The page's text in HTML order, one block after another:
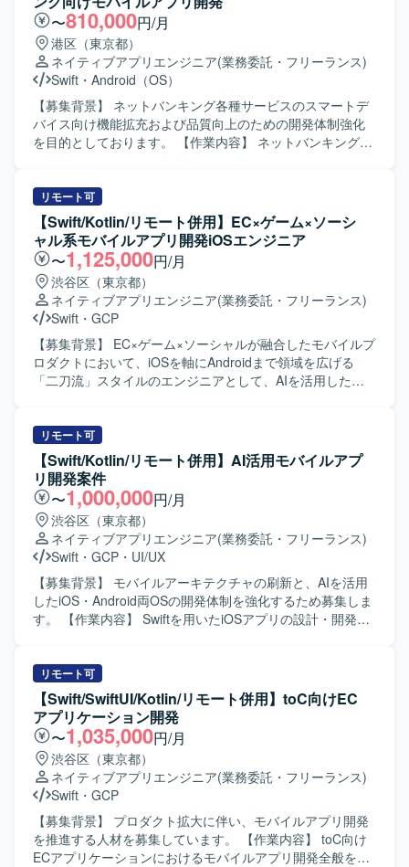
程まで一貫して対応していただきます。アプリでは点検情
報登録、交通状況入力、写真登録、現場報告などの機能を
想定しております。 【求める人物像】 モバイルアプリ開発
において主体的に設計方針や開発方針を整理し、関係者と
円滑にコミュニケーションを取りながら仕様調整や技術課
題整理を推進できる方を求めております。開発メンバーを
技術面からリードしつつ、品質や生産性の向上に意欲的に
取り組んでいただける方が望ましいです。 【ポジションの
後続工程まで広く関わっていただけます。業務系モバイル
アプリや位置情報・写真登録などの機能を通じて、現場業
務の効率化や安全性向上に貢献できる点が魅力です。今
後、AI開発支援ツールを活用した開発手法の検討にも関与
いただける可能性があります。 【開発環境】
iOS（iPhone）向けアプリケーション開発環境を想定してお
り、Swiftを用いた開発を行います。バックエンドではJava
／Spring Boot、フロントエンドではReact等の技術スタッ
クと連携する想定です。また、AI開発支援ツールの活用を
検討している環境です。
〜810,000円/月
港区（東京都）
ネイティブアプリエンジニア(業務委託・フリーランス)
Swift ・ Android（OS）
【募集背景】 ネットバンキング各種サービスのスマートデ
バイス向け機能拡充および品質向上のための開発体制強化
を目的としております。 【作業内容】 ネットバンキング各
装、テストまで一連の工程をご担当いただきます。また、
開発に関連する各種ドキュメントの作成も実施いただきま
す。 【求める人物像】 モバイルアプリ開発において主体的
に設計から実装、テストまで対応できる方を求めておりま
す。関係者とコミュニケーションを取りながら、品質とユ
ーザビリティを意識した開発ができる方を歓迎いたしま
す。 【ポジションの魅力】 金融系ネットバンキングサービ
スの開発に関わることで、大規模なユーザーを持つサービ
スのモバイルアプリ開発経験を積むことができます。
iOS/Androidいずれかの専門性を活かしつつ、金融ドメイン
の知見も深めていただけます。 【開発環境】 iOS/Android
リモート可
【Swift/Kotlin/リモート併用】EC×ゲーム×ソーシ
ャル系モバイルアプリ開発iOSエンジニア
〜1,125,000円/月
渋谷区（東京都）
ネイティブアプリエンジニア(業務委託・フリーランス)
Swift ・ GCP
【募集背景】 EC×ゲーム×ソーシャルが融合したモバイルプ
ロダクトにおいて、iOSを軸にAndroidまで領域を広げる
「二刀流」スタイルのエンジニアとして、AIを活用した開
QA）に加わり、仕様検討からリリース・効果分析まで一貫
してご担当いただきます。Swiftを用いたiOSアプリの設計・
開発・保守・運用を中心に、SwiftUIによるUI実装やアーキ
テクチャ設計を含めた実装・運用全般を担っていただきま
す。あわせて、Kotlinを用いたAndroidアプリ開発にも関与
し、Jetpack ComposeによるUI実装など、iOS側の知見を活
かした両OSでの開発を行っていただきます。Claudeなどの
AIツールを活用しながら実装計画の策定、コード生成、レ
ビューの効率化を進め、モバイルアーキテクチャの設計や
ドメイン分離による開発並列性向上に向けた刷新を推進し
ていただきます。また、PdM・デザイナーと連携しつつ、
す。 【求める人物像】 プロダクトのミッションやバリュー
に共感し、EC体験の可能性に興味をお持ちの方を求めてい
ます。変化の大きい環境の中でも挑戦を楽しみ、ソフトウ
ェアを軸に大きなチャレンジをしたいと考えている方にマ
ッチします。事業や顧客に近い距離で数値やユーザーの声
を捉えながら、主体的に開発をリードしていける方を歓迎
します。 【ポジションの魅力】 少数精鋭のチームにおい
て、自ら設計したモバイルアーキテクチャの上でプロダク
トが動く手触りを持ちながら開発できる環境です。AI活用
を前提としたiOS・Android両OSの「二刀流」開発プロセス
を自ら設計し、AI時代のモバイル開発の在り方を実践しな
リモート可
【Swift/Kotlin/リモート併用】AI活用モバイルアプ
リ開発案件
〜1,000,000円/月
渋谷区（東京都）
ネイティブアプリエンジニア(業務委託・フリーランス)
Swift ・ GCP ・ UI/UX
【募集背景】 モバイルアーキテクチャの刷新と、AIを活用
したiOS・Android両OSの開発体制を強化するため募集しま
す。 【作業内容】 Swiftを用いたiOSアプリの設計・開発・
ード生成・レビューの効率化を行います。要件定義からリ
リース、効果分析まで一貫して担当し、モバイルアーキテ
クチャの設計・刷新も推進します。 【求める人物像】 プロ
ダクトの価値向上に向けて、オーナーシップを持ち挑戦を
続けられる方を求めています。変化の速い環境で、チーム
と連携しながら成果創出に取り組める方に適したポジショ
ンです。 【ポジションの魅力】 モバイルアーキテクチャの
設計や技術選定に深く関与できます。AIを活用したiOS・
Android両OSの開発プロセスを構築し、複雑なEC・ゲー
ム・ソーシャル領域における高難度な技術課題に取り組め
ます。 【開発環境】 Swift、Kotlin、Go、SwiftUI、Jetpack
リモート可
【Swift/SwiftUI/Kotlin/リモート併用】toC向けEC
アプリケーション開発
〜1,035,000円/月
渋谷区（東京都）
ネイティブアプリエンジニア(業務委託・フリーランス)
Swift ・ GCP
【募集背景】 プロダクト拡大に伴い、モバイルアプリ開発
を推進する人材を募集しています。 【作業内容】 toC向け
ECアプリケーションにおけるモバイルアプリ開発全般をご